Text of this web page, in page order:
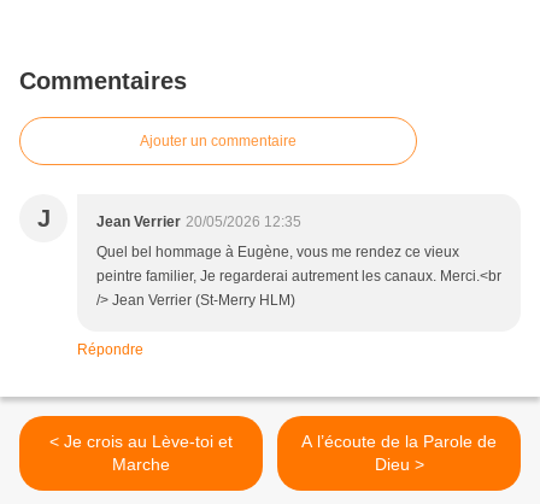
Commentaires
Ajouter un commentaire
J Jean Verrier 20/05/2026 12:35
Quel bel hommage à Eugène, vous me rendez ce vieux
peintre familier, Je regarderai autrement les canaux. Merci.<br
/> Jean Verrier (St-Merry HLM)
Répondre
< Je crois au Lève-toi et
Marche
A l’écoute de la Parole de
Dieu >